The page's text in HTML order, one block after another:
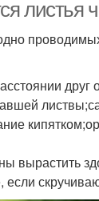
листья
вырастить